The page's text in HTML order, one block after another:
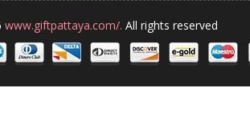
www.giftpattaya.com/. All rights reserved